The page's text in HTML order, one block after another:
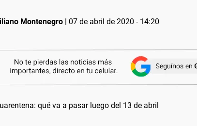
Montenegro | 07 de abril de 2020 - 14:20